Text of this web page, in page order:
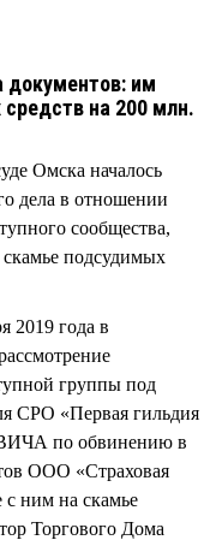
документов: им
на 200 млн.
Омска началось
дела в отношении
сообщества,
подсудимых
2019 года в
группы под
СРО «Первая гильдия
по обвинению в
ООО «Страховая
с ним на скамье
Торгового Дома